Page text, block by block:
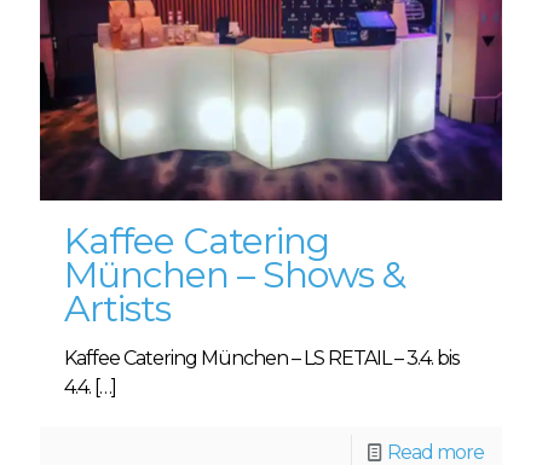
Kaffee Catering
München – Shows &
Artists
Kaffee Catering München – LS RETAIL – 3.4. bis
4.4. […]
Read more